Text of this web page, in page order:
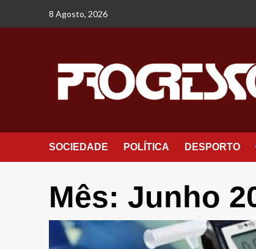
8 Agosto, 2026
SOCIEDADE POLÍTICA DESPORTO
Mês: Junho